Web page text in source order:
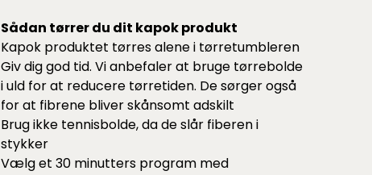
Sådan tørrer du dit kapok produkt
Kapok produktet tørres alene i tørretumbleren
Giv dig god tid. Vi anbefaler at bruge tørrebolde
i uld for at reducere tørretiden. De sørger også
for at fibrene bliver skånsomt adskilt
Brug ikke tennisbolde, da de slår fiberen i
stykker
Vælg et 30 minutters program med